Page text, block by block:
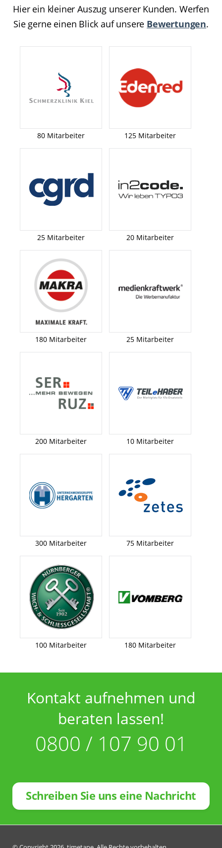
Hier ein kleiner Auszug unserer Kunden. Werfen
Sie gerne einen Blick auf unsere Bewertungen.
80 Mitarbeiter 125 Mitarbeiter
25 Mitarbeiter 20 Mitarbeiter
180 Mitarbeiter 25 Mitarbeiter
200 Mitarbeiter 10 Mitarbeiter
300 Mitarbeiter 75 Mitarbeiter
100 Mitarbeiter 180 Mitarbeiter
Kontakt aufnehmen und
beraten lassen!
0800 / 107 90 01
Schreiben Sie uns eine Nachricht